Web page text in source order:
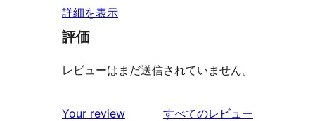
詳細を表示
評価
レビューはまだ送信されていません。
Your review すべてのレビュー